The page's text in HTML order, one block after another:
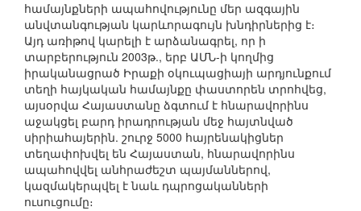
համայնքների ապահովությունը մեր ազգային
անվտանգության կարևորագույն խնդիրներից է։
Այդ առիթով կարելի է արձանագրել, որ ի
տարբերություն 2003թ., երբ ԱՄՆ-ի կողմից
իրականացրած Իրաքի օկուպացիայի արդյունքում
տեղի հայկական համայնքը փաստորեն տրոհվեց,
այսօրվա Հայաստանը ձգտում է հնարավորինս
աջակցել բարդ իրադրության մեջ հայտնված
սիրիահայերին. շուրջ 5000 հայրենակիցներ
տեղափոխվել են Հայաստան, հնարավորինս
ապահովվել անհրաժեշտ պայմաններով,
կազմակերպվել է նաև դպրոցականների
ուսուցումը։